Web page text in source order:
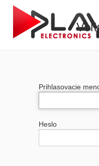
Prihlasovacie
Heslo